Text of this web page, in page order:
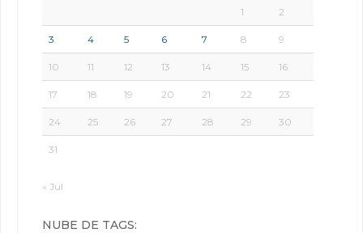
1 2
3 4 5 6 7 8 9
10 11 12 13 14 15 16
17 18 19 20 21 22 23
24 25 26 27 28 29 30
31
« Jul
NUBE DE TAGS: